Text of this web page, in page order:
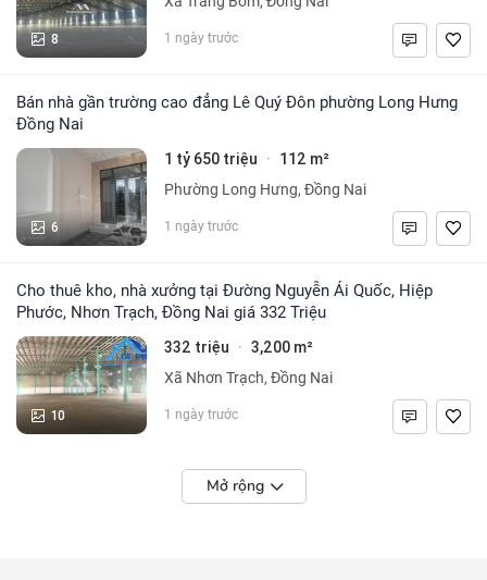
8 1 ngày trước
Bán nhà gần trường cao đẳng Lê Quý Đôn phường Long Hưng
Đồng Nai
6
1 tỷ 650 triệu · 112 m²
Phường Long Hưng, Đồng Nai
1 ngày trước
Cho thuê kho, nhà xưởng tại Đường Nguyễn Ái Quốc, Hiệp
Phước, Nhơn Trạch, Đồng Nai giá 332 Triệu
10
332 triệu · 3,200 m²
Xã Nhơn Trạch, Đồng Nai
1 ngày trước
Mở rộng